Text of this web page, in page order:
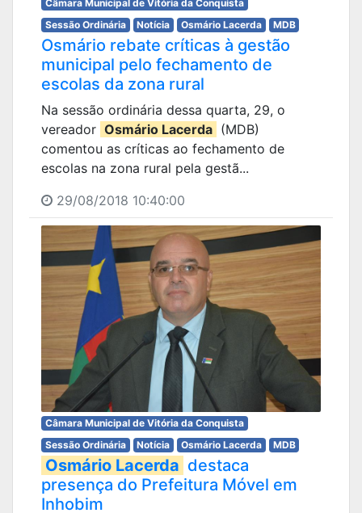
Câmara Municipal de Vitória da Conquista
Sessão Ordinária
Notícia Osmário Lacerda MDB
Osmário rebate críticas à gestão
municipal pelo fechamento de
escolas da zona rural
Na sessão ordinária dessa quarta, 29, o
vereador Osmário Lacerda (MDB)
comentou as críticas ao fechamento de
escolas na zona rural pela gestã...
29/08/2018 10:40:00
Câmara Municipal de Vitória da Conquista
Sessão Ordinária
Notícia Osmário Lacerda MDB
Osmário Lacerda destaca
presença do Prefeitura Móvel em
Inhobim